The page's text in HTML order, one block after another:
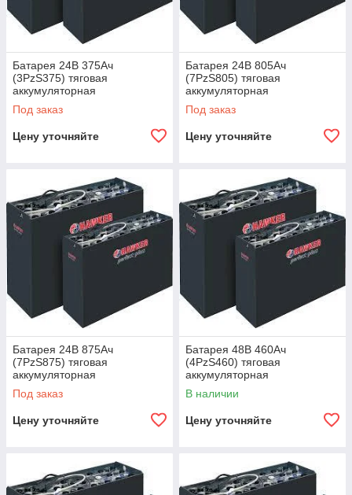
Батарея 24В 375Ач
(3PzS375) тяговая
аккумуляторная
Под заказ
Цену уточняйте
Батарея 24В 805Ач
(7PzS805) тяговая
аккумуляторная
Под заказ
Цену уточняйте
Батарея 24В 875Ач
(7PzS875) тяговая
аккумуляторная
Под заказ
Цену уточняйте
Батарея 48В 460Ач
(4PzS460) тяговая
аккумуляторная
В наличии
Цену уточняйте